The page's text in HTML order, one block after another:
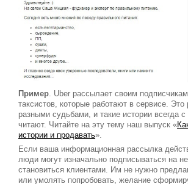
Пример . Uber рассылает своим
таксистов, которые работают в сервисе.
разными судьбами, и такие истории всегда
читают. Читайте на эту тему наш выпуск «
истории и продавать».
Если ваша информационная рассылка
люди могут изначально подписываться на
становиться клиентами. Им не нужно
или умолять попробовать, желание